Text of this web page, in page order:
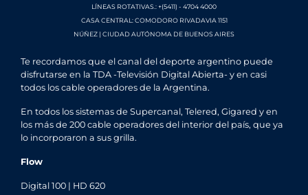
LÍNEAS ROTATIVAS.: +(5411) - 4704 4000
CASA CENTRAL: COMODORO RIVADAVIA 1151
NÚÑEZ | CIUDAD AUTÓNOMA DE BUENOS AIRES
Te recordamos que el canal del deporte argentino puede
disfrutarse en la TDA -Televisión Digital Abierta- y en casi
todos los cable operadores de la Argentina.
En todos los sistemas de Supercanal, Telered, Gigared y en
los más de 200 cable operadores del interior del país, que ya
lo incorporaron a sus grilla.
Flow
Digital 100 | HD 620